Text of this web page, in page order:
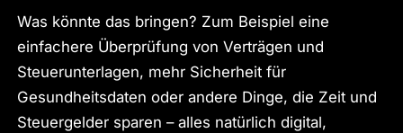
Was könnte das bringen? Zum Beispiel eine
einfachere Überprüfung von Verträgen und
Steuerunterlagen, mehr Sicherheit für
Gesundheitsdaten oder andere Dinge, die Zeit und
Steuergelder sparen – alles natürlich digital,